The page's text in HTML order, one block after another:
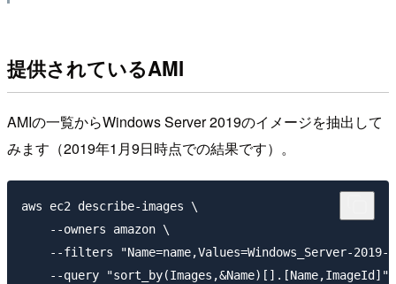
提供されているAMI
AMIの一覧からWindows Server 2019のイメージを抽出して
みます（2019年1月9日時点での結果です）。
aws ec2 describe-images \
    --owners amazon \
--filters "Name=name,Values=Windows_Server-2019-